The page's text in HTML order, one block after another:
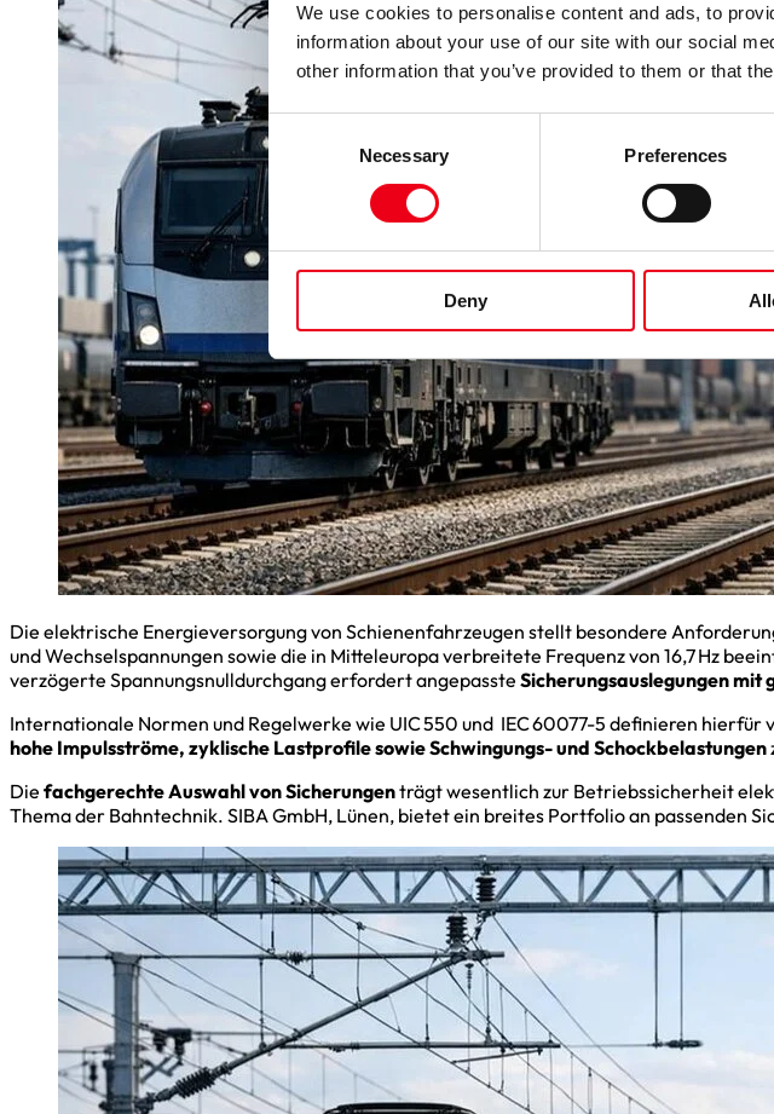
We use cookies to personalise content and ads, to
information about your use of our site with our social
other information that you’ve provided to them or that
Consent
Selection
Necessary Preferences
Deny
Die elektrische Energieversorgung von Schienenfahrzeugen stellt besondere
und Wechselspannungen sowie die in Mitteleuropa verbreitete Frequenz von 16,7 Hz
verzögerte Spannungsnulldurchgang erfordert angepasste Sicherungsauslegungen mit
Internationale Normen und Regelwerke wie UIC 550 und IEC 60077-5 definieren
hohe Impulsströme, zyklische Lastprofile sowie Schwingungs- und Schockbelastungen
Die fachgerechte Auswahl von Sicherungenträgt wesentlich zur Betriebssicherheit
Thema der Bahntechnik. SIBA GmbH, Lünen, bietet ein breites Portfolio an passenden